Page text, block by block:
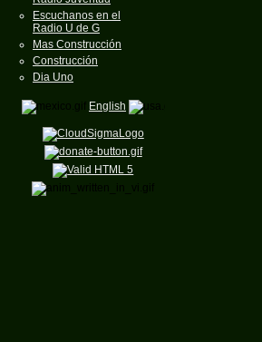
Escuchanos en el
Radio U de G
Mas Construcción
Construcción
Dia Uno
English